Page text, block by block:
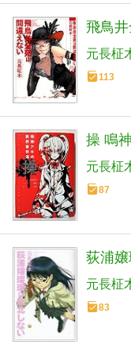
飛鳥
元長柾
113
操 鳴
元長柾
87
荻浦
元長柾
83